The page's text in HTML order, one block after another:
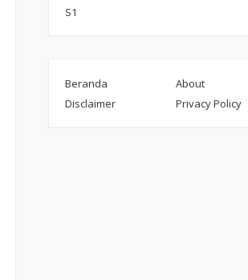
S1
Beranda
About
Disclaimer
Privacy Policy